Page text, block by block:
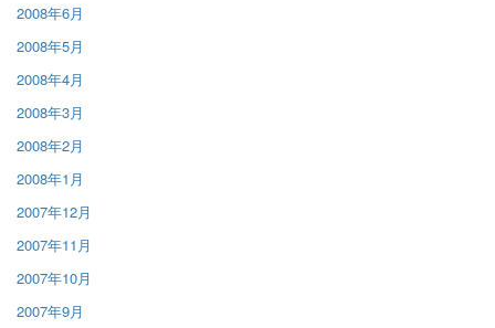
2008年6月
2008年5月
2008年4月
2008年3月
2008年2月
2008年1月
2007年12月
2007年11月
2007年10月
2007年9月